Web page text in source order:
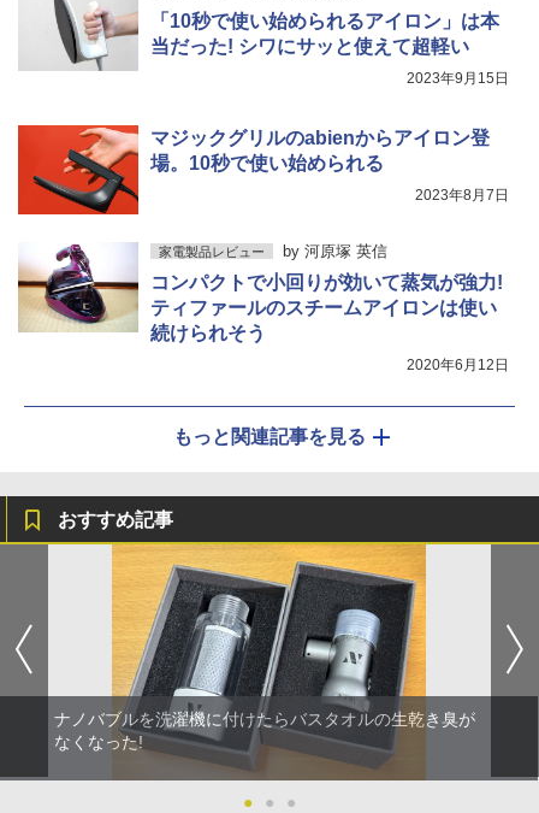
「10秒で使い始められるアイロン」は本
当だった! シワにサッと使えて超軽い
2023年9月15日
マジックグリルのabienからアイロン登
場。10秒で使い始められる
2023年8月7日
家電製品レビュー by 河原塚 英信
コンパクトで小回りが効いて蒸気が強力!
ティファールのスチームアイロンは使い
続けられそう
2020年6月12日
もっと関連記事を見る
おすすめ記事
ナノバブルを洗濯機に付けたらバスタオルの生乾き臭が
なくなった!
● ● ●